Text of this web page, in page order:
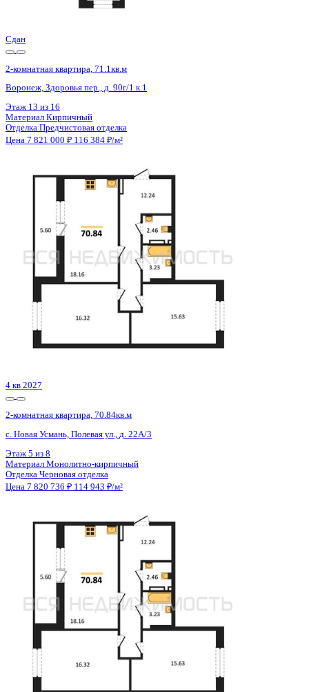
Цена 7 821 000 ₽ 116 211 ₽/м²
2-комнатная квартира, 71.1кв.м
Этаж
Материал
Кирпичный
Отделка Предчистовая отделка
Цена 7 821 000 ₽ 116 384 ₽/м²